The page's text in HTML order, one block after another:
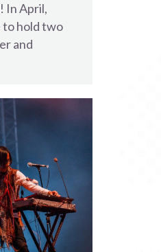
In April,
to hold two
and